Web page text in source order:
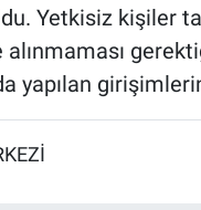
Yetkisiz kişiler
alınmaması
yapılan